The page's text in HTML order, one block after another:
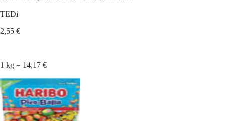
TEDi
2,55 €
1 kg = 14,17 €